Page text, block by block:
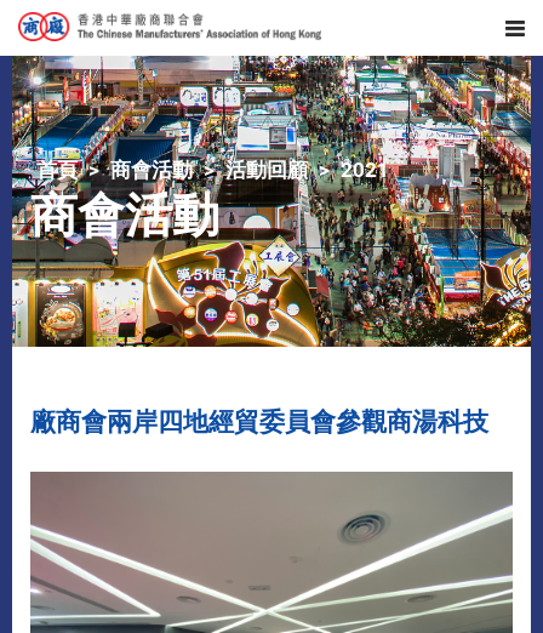
首頁 商會活動 活動回顧 2021
商會活動
廠商會兩岸四地經貿委員會參觀商湯科技